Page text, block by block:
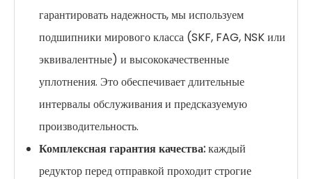
гарантировать надежность, мы используем
подшипники мирового класса (SKF, FAG, NSK или
эквивалентные) и высококачественные
уплотнения. Это обеспечивает длительные
интервалы обслуживания и предсказуемую
производительность.
Комплексная гарантия качества:каждый
редуктор перед отправкой проходит строгие